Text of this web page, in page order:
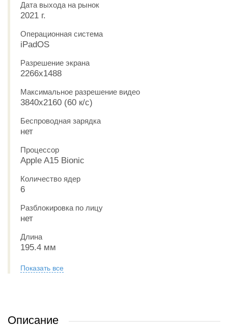
Дата выхода на рынок
2021 г.
Операционная система
iPadOS
Разрешение экрана
2266x1488
Максимальное разрешение видео
3840x2160 (60 к/с)
Беспроводная зарядка
нет
Процессор
Apple A15 Bionic
Количество ядер
6
Разблокировка по лицу
нет
Длина
195.4 мм
Показать все
Описание